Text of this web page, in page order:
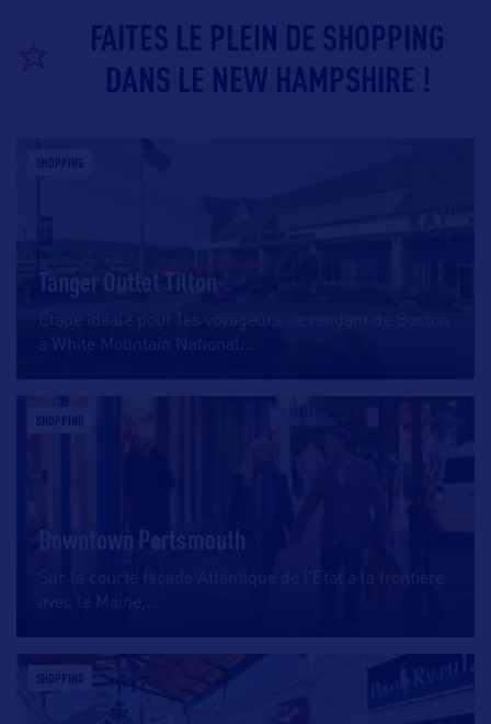
FAITES LE PLEIN DE SHOPPING
DANS LE NEW HAMPSHIRE !
SHOPPING
Tanger Outlet Tilton
Etape idéale pour les voyageurs se rendant de Boston
à White Mountain National
SHOPPING
Downtown Portsmouth
Sur la courte façade Atlantique de l’Etat à la frontière
avec le Maine,
SHOPPING